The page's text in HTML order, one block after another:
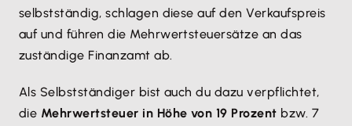
selbstständig, schlagen diese auf den Verkaufspreis
auf und führen die Mehrwertsteuersätze an das
zuständige Finanzamt ab.
Als Selbstständiger bist auch du dazu verpflichtet,
die Mehrwertsteuer in Höhe von 19 Prozent bzw. 7